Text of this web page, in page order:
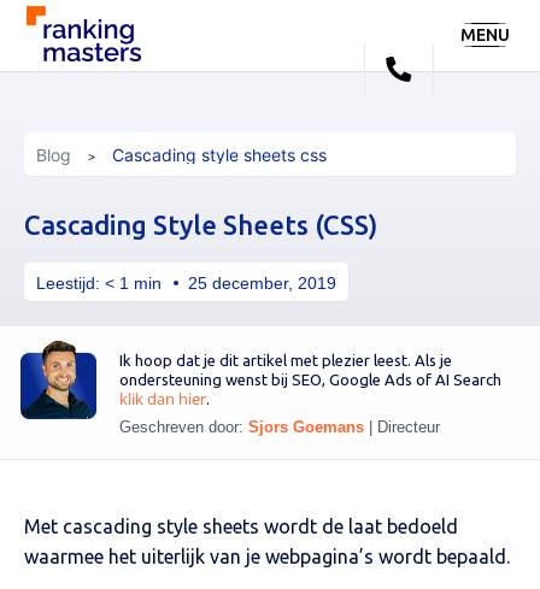
MENU
Blog Cascading style sheets css
Leestijd: < 1 min 25 december, 2019
Cascading Style Sheets (CSS)
Ik hoop dat je dit artikel met plezier leest. Als je
ondersteuning wenst bij SEO, Google Ads of AI Search
klik dan hier
Geschreven door: Sjors Goemans | Directeur
Met cascading style sheets wordt de laat bedoeld
waarmee het uiterlijk van je webpagina’s wordt bepaald.